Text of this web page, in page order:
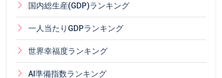
国内総生産(GDP)ランキング
一人当たりGDPランキング
世界幸福度ランキング
AI準備指数ランキング